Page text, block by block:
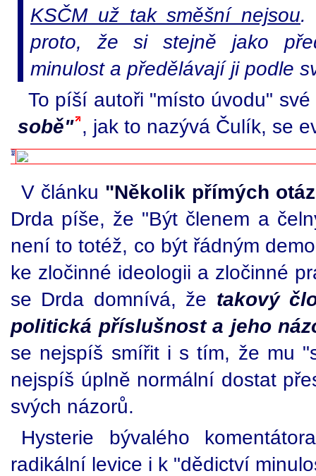
KSČM už tak směšní nejsou.
proto, že si stejně jako
minulost a předělávají ji podle
To píší autoři "místo úvodu"
sobě" , jak to nazývá Čulík, se
V článku "Několik přímých
Drda píše, že "Být členem a
není to totéž, co být řádným
ke zločinné ideologii a zločinné
se Drda domnívá, že takový
politická příslušnost a jeho
se nejspíš smířit i s tím, že mu
nejspíš úplně normální dostat
svých názorů.
Hysterie bývalého
radikální levice i k "dědictví